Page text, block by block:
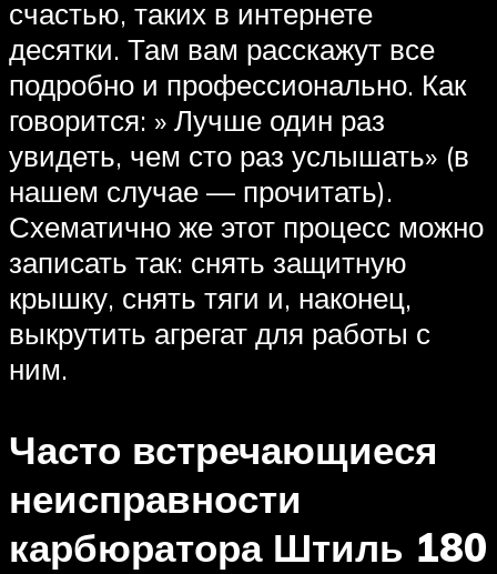
счастью, таких в интернете
десятки. Там вам расскажут все
подробно и профессионально. Как
говорится: » Лучше один раз
увидеть, чем сто раз услышать» (в
нашем случае — прочитать).
Схематично же этот процесс можно
записать так: снять защитную
крышку, снять тяги и, наконец,
выкрутить агрегат для работы с
ним.
Часто встречающиеся
неисправности
карбюратора Штиль 180